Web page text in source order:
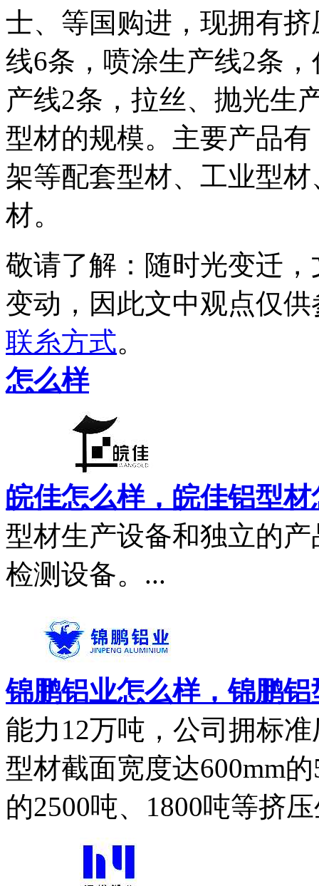
士、等国购进，现拥有
线6条，喷涂生产线2条
产线2条，拉丝、抛光生
型材的规模。主要产品
架等配套型材、工业型
材。
敬请了解 ：随时光变迁
变动，因此文中观点仅供
联糸方式。
怎么样
皖佳怎么样，皖佳铝型
型材生产设备和独立的
检测设备。...
锦鹏铝业怎么样，锦鹏
能力12万吨，公司拥标
型材截面宽度达600mm
的2500吨、1800吨等挤